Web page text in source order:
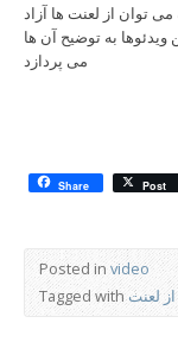
می توان از لعنت ها آزاد
به توضیح آن ها
می پردازد
Share Post
Posted in video
Tagged withلعنت